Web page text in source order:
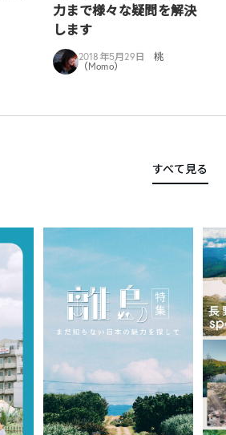
力まで様々な疑問を解決
します
2018年5月29日
桃
（Momo）
すべて見る